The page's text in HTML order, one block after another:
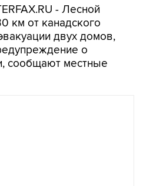
- Лесной
км от канадского
двух домов,
о
сообщают местные